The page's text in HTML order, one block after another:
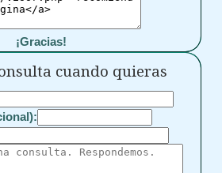
¡Gracias!
cuando quieras